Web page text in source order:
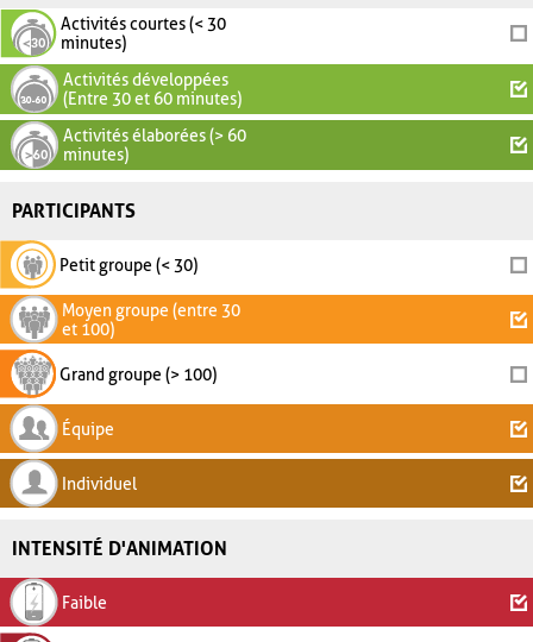
Activités courtes (< 30
minutes)
Activités développées
(Entre 30 et 60 minutes)
Activités élaborées (> 60
minutes)
PARTICIPANTS
Petit groupe (< 30)
Moyen groupe (entre 30
et 100)
Grand groupe (> 100)
Équipe
Individuel
INTENSITÉ D'ANIMATION
Faible